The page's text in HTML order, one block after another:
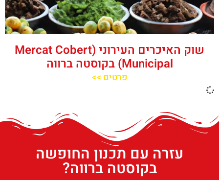
שוק האיכרים העירוני (Mercat Cobert
Municipal) בקוסטה ברווה
פרטים >>
עזרה עם תכנון החופשה
בקוסטה ברווה?